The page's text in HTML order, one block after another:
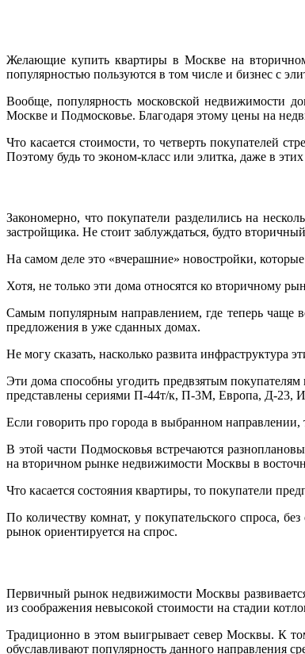
Желающие купить квартиры в Москве на
популярностью пользуются в том числе и бизнес с
Вообще, популярность московской недвижимости
Москве и Подмосковье. Благодаря этому цены на
Что касается стоимости, то четверть покупателей
Поэтому будь то эконом-класс или элитка, даже в
Закономерно, что покупатели разделились на
застройщика. Не стоит заблуждаться, будто
На самом деле это «вчерашние» новостройки,
Хотя, не только эти дома относятся ко вторичному
Самым популярным направлением, где теперь чаще
предложения в уже сданных домах.
Не могу сказать, насколько развита инфраструктура
Эти дома способны угодить предвзятым
представлены сериями П-44т/к, П-3М, Европа, Д-
Если говорить про города в выбранном
В этой части Подмосковья встречаются
на вторичном рынке недвижимости Москвы в
Что касается состояния квартиры, то покупатели
По количеству комнат, у покупательского спроса,
рынок ориентируется на спрос.
Первичный рынок недвижимости Москвы
из соображения невысокой стоимости на стадии
Традиционно в этом выигрывает север Москвы. К
обуславливают популярность данного направления